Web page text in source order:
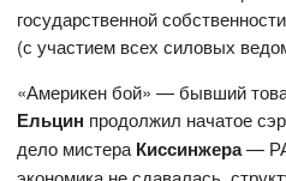
государственной
(с участием всех силовых
«Америкен бой» — бывший
Ельцин продолжил начатое
дело мистераКиссинжера—